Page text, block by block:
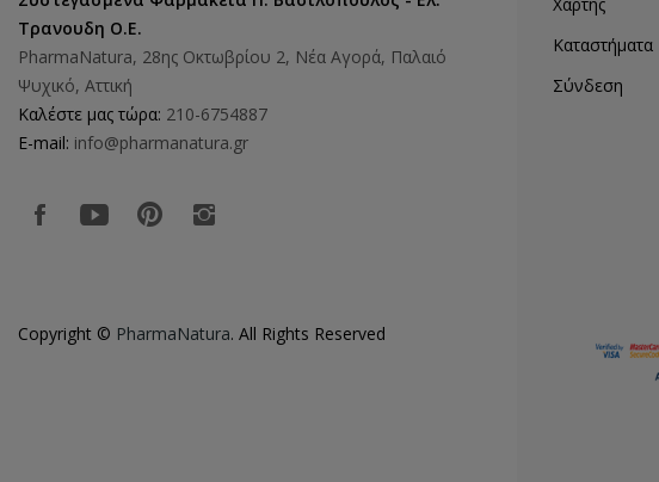
Τρανουδη Ο.Ε.
PharmaNatura, 28ης Οκτωβρίου 2, Νέα Αγορά, Παλαιό
Ψυχικό, Αττική
Καλέστε μας τώρα: 210-6754887
E-mail: info@pharmanatura.gr
Καταστήματα
Σύνδεση
Copyright © PharmaNatura. All Rights Reserved